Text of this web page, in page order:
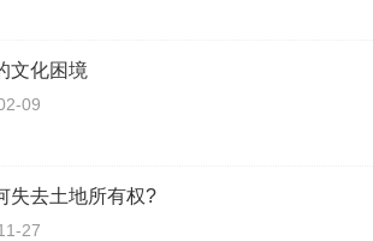
文化困境
09
失去土地所有权?
27